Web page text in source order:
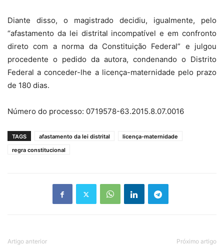
Diante disso, o magistrado decidiu, igualmente, pelo
“afastamento da lei distrital incompatível e em confronto
direto com a norma da Constituição Federal” e julgou
procedente o pedido da autora, condenando o Distrito
Federal a conceder-lhe a licença-maternidade pelo prazo
de 180 dias.
Número do processo: 0719578-63.2015.8.07.0016
TAGS afastamento da lei distrital
licença-maternidade
regra constitucional
Artigo anterior Próximo artigo